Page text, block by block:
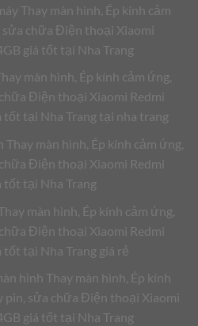
Thay màn hình, Ép kính cảm
chữa Điện thoại Xiaomi
giá tốt tại Nha Trang
màn hình, Ép kính cảm ứng,
Điện thoại Xiaomi Redmi
tốt tại Nha Trang tại nha trang
Thay màn hình, Ép kính cảm ứng,
Điện thoại Xiaomi Redmi
tốt tại Nha Trang
màn hình, Ép kính cảm ứng,
Điện thoại Xiaomi Redmi
tốt tại Nha Trang giá rẻ
hình Thay màn hình, Ép kính
pin, sửa chữa Điện thoại Xiaomi
giá tốt tại Nha Trang